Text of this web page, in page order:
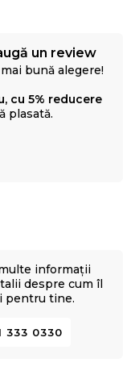
un review
bună alegere!
cu 5% reducere
plasată.
informații
despre cum îl
pentru tine.
333 0330